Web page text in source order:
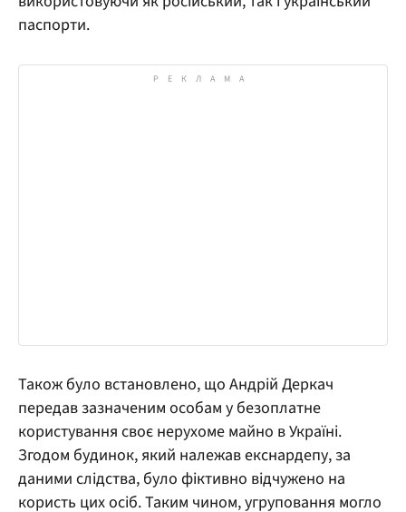
паспорти.
Також було встановлено, що Андрій Деркач
передав зазначеним особам у безоплатне
користування своє нерухоме майно в Україні.
Згодом будинок, який належав екснардепу, за
даними слідства, було фіктивно відчужено на
користь цих осіб. Таким чином, угруповання могло